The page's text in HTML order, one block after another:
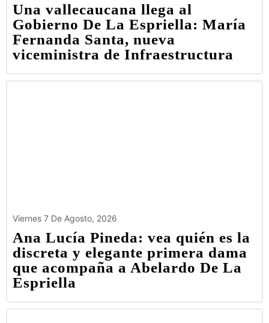
Una vallecaucana llega al
Gobierno De La Espriella: María
Fernanda Santa, nueva
viceministra de Infraestructura
Viernes 7 De Agosto, 2026
Ana Lucía Pineda: vea quién es la
discreta y elegante primera dama
que acompaña a Abelardo De La
Espriella